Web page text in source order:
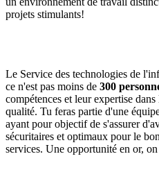
projets stimulants!
Le Service des technologies de
ce n'est pas moins de 300
compétences et leur expertise
qualité. Tu feras partie d'une
ayant pour objectif de s'assurer
sécuritaires et optimaux pour le
services. Une opportunité en or,